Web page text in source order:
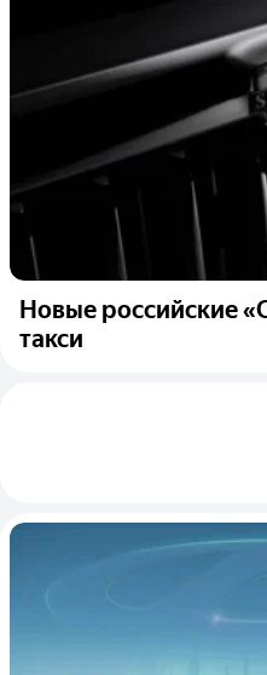
Новые российские
такси